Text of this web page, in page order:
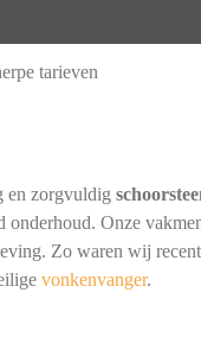
tarieven
zorgvuldig
Onze
Zo waren wij
vonkenvanger.